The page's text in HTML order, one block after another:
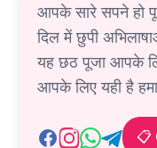
आपके सारे सपने हो
दिल में छुपी
यह छठ पूजा आपके
आपके लिए यही है
📋